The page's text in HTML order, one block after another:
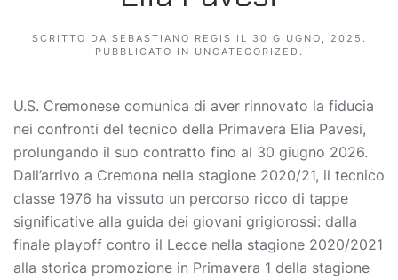
SCRITTO DA SEBASTIANO REGIS IL 30 GIUGNO, 2025 .
PUBBLICATO IN UNCATEGORIZED .
U.S. Cremonese comunica di aver rinnovato la fiducia
nei confronti del tecnico della Primavera Elia Pavesi,
prolungando il suo contratto fino al 30 giugno 2026.
Dall’arrivo a Cremona nella stagione 2020/21, il tecnico
classe 1976 ha vissuto un percorso ricco di tappe
significative alla guida dei giovani grigiorossi: dalla
finale playoff contro il Lecce nella stagione 2020/2021
alla storica promozione in Primavera 1 della stagione